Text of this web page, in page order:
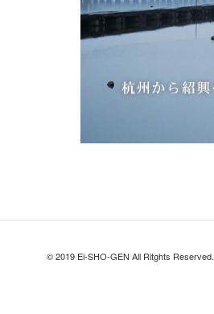
© 2019 Ei-SHO-GEN All Ritghts Reserved.